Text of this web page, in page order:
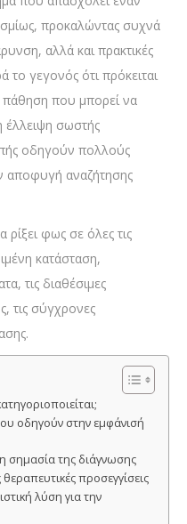
προκαλώντας συχνά
αλλά και πρακτικές
το γεγονός ότι πρόκειται
πάθηση που μπορεί να
έλλειψη σωστής
οδηγούν πολλούς
αποφυγή αναζήτησης
φως σε όλες τις
κατάσταση,
τις διαθέσιμες
τις σύγχρονες
οδηγούν στην εμφάνισή
σημασία της διάγνωσης
προσεγγίσεις
λύση για την